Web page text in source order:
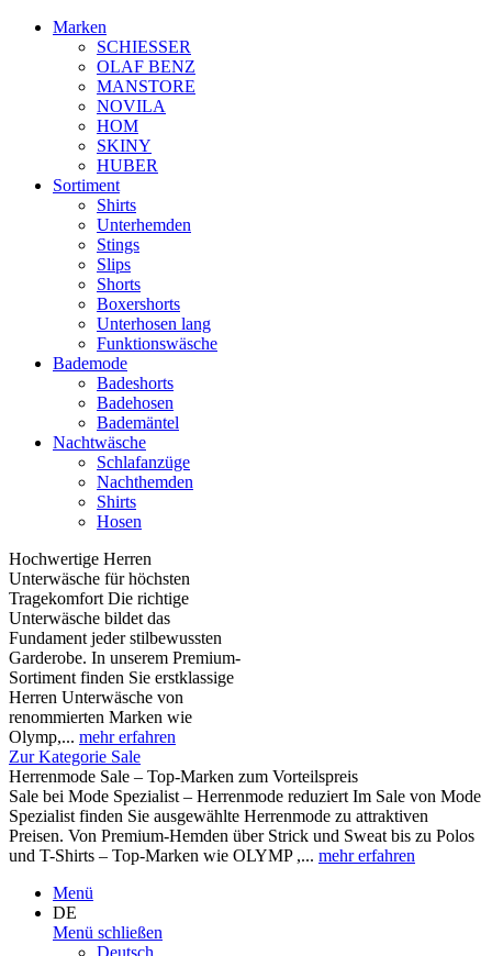
Marken
SCHIESSER
OLAF BENZ
MANSTORE
NOVILA
HOM
SKINY
HUBER
Sortiment
Shirts
Unterhemden
Stings
Slips
Shorts
Boxershorts
Unterhosen lang
Funktionswäsche
Bademode
Badeshorts
Badehosen
Bademäntel
Nachtwäsche
Schlafanzüge
Nachthemden
Shirts
Hosen
Hochwertige Herren
Unterwäsche für höchsten
Tragekomfort Die richtige
Unterwäsche bildet das
Fundament jeder stilbewussten
Garderobe. In unserem Premium-
Sortiment finden Sie erstklassige
Herren Unterwäsche von
renommierten Marken wie
Olymp,... mehr erfahren
Zur Kategorie Sale
Herrenmode Sale – Top-Marken zum Vorteilspreis
Sale bei Mode Spezialist – Herrenmode reduziert Im Sale von Mode
Spezialist finden Sie ausgewählte Herrenmode zu attraktiven
Preisen. Von Premium-Hemden über Strick und Sweat bis zu Polos
und T-Shirts – Top-Marken wie OLYMP ,... mehr erfahren
Menü
DE
Menü schließen
Deutsch